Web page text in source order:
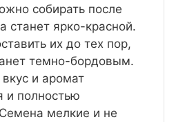
собирать после
станет ярко-красной.
их до тех пор,
темно-бордовым.
и аромат
и полностью
мелкие и не